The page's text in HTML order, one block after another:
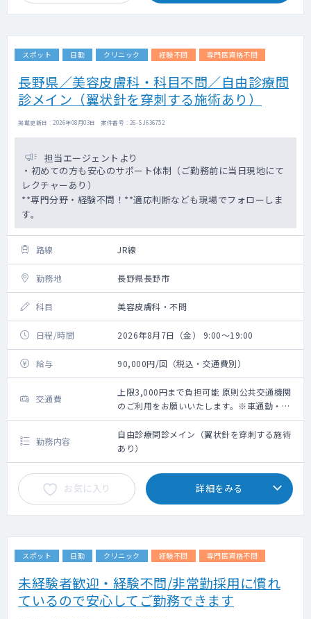
スポット 日勤 クリニック 経験不問 専門医資格不問
長野県／美容皮膚科・科目不問／自由診療問
診メイン（翼状針を穿刺する施術あり）
掲載更新日 : 2026年08月03日 案件番号 : 26-SJ636752
担当エージェントより
・初めての方も安心のサポート体制（ご勤務前に当日現地にて
レクチャーあり）
**専門分野・経験不問！**適応判断なども現場でフォローしま
す。
路線 JR線
勤務地 長野県長野市
科目 美容皮膚科・不問
日程/時間 2026年8月7日（金） 9:00～19:00
給与 90,000円/回（税込・交通費別）
交通費
上限3,000円まで負担可能 原則公共交通機関
のご利用をお願いいたします。※車通勤・タ
クシー利用要相談
勤務内容
自由診療問診メイン（翼状針を穿刺する施術
あり）
お気に入り 詳細をみる
スポット 日勤 クリニック 経験不問 専門医資格不問
未経験者歓迎・経験不問/非常勤採用に慣れ
ているので安心してご勤務できます